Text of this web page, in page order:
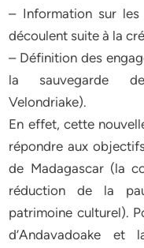
– Information sur
découlent suite à la
– Définition des
la sauvegarde de
Velondriake).
En effet, cette
répondre aux
de Madagascar (la
réduction de la
patrimoine culturel).
d’Andavadoake et